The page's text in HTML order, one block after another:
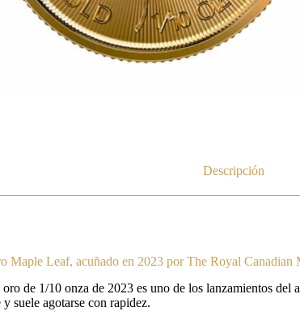
Descripción
Maple Leaf, acuñado en 2023 por The Royal Canadian
de 1/10 onza de 2023 es uno de los lanzamientos
suele agotarse con rapidez.